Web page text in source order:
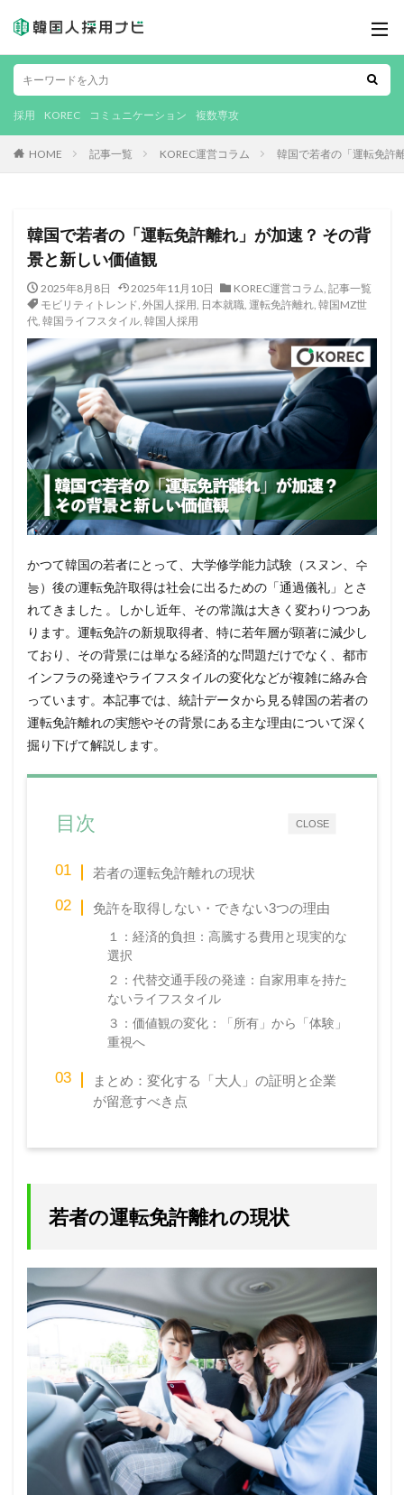
採用 KOREC コミュニケーション 複数専攻
HOME 記事一覧 KOREC運営コラム 韓国で若者の「運転免許
韓国で若者の「運転免許離れ」が加速？ その背
景と新しい価値観
2025年8月8日 2025年11月10日 KOREC運営コラム, 記事一覧
モビリティトレンド, 外国人採用, 日本就職, 運転免許離れ, 韓国MZ世
代, 韓国ライフスタイル, 韓国人採用
かつて韓国の若者にとって、大学修学能力試験（スヌン、수
능）後の運転免許取得は社会に出るための「通過儀礼」とさ
れてきました 。しかし近年、その常識は大きく変わりつつあ
ります。運転免許の新規取得者、特に若年層が顕著に減少し
ており、その背景には単なる経済的な問題だけでなく、都市
インフラの発達やライフスタイルの変化などが複雑に絡み合
っています。本記事では、統計データから見る韓国の若者の
運転免許離れの実態やその背景にある主な理由について深く
掘り下げて解説します。
CLOSE
目次
若者の運転免許離れの現状
免許を取得しない・できない3つの理由
１：経済的負担：高騰する費用と現実的な
選択
２：代替交通手段の発達：自家用車を持た
ないライフスタイル
３：価値観の変化：「所有」から「体験」
重視へ
まとめ：変化する「大人」の証明と企業
が留意すべき点
若者の運転免許離れの現状